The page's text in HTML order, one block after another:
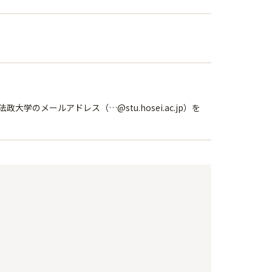
政大学のメールアドレス（…@stu.hosei.ac.jp）を